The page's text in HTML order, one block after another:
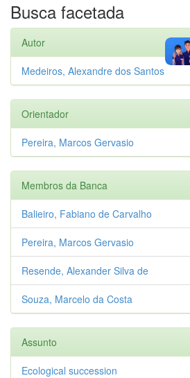
Busca facetada
Autor
Medeiros, Alexandre dos Santos
Orientador
Pereira, Marcos Gervasio
Membros da Banca
Balieiro, Fabiano de Carvalho
Pereira, Marcos Gervasio
Resende, Alexander Silva de
Souza, Marcelo da Costa
Assunto
Ecological succession